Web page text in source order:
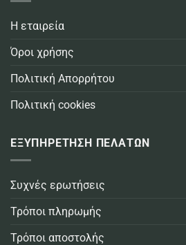
Η εταιρεία
Όροι χρήσης
Πολιτική Απορρήτου
Πολιτική cookies
ΕΞΥΠΗΡΕΤΗΣΗ ΠΕΛΑΤΩΝ
Συχνές ερωτήσεις
Τρόποι πληρωμής
Τρόποι αποστολής